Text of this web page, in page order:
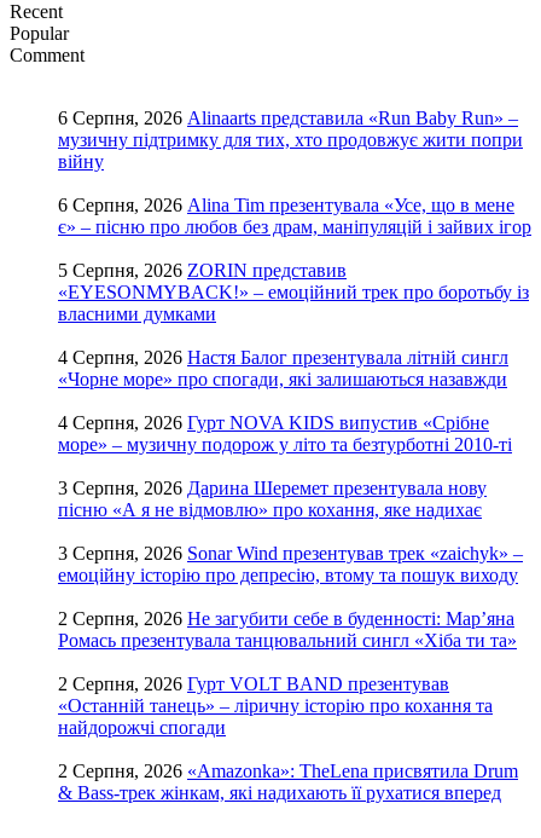
Recent
Popular
Comment
6 Серпня, 2026 Alinaarts представила «Run Baby Run» –
музичну підтримку для тих, хто продовжує жити попри
війну
6 Серпня, 2026 Alina Tim презентувала «Усе, що в мене
є» – пісню про любов без драм, маніпуляцій і зайвих ігор
5 Серпня, 2026 ZORIN представив
«EYESONMYBACK!» – емоційний трек про боротьбу із
власними думками
4 Серпня, 2026 Настя Балог презентувала літній сингл
«Чорне море» про спогади, які залишаються назавжди
4 Серпня, 2026 Гурт NOVA KIDS випустив «Срібне
море» – музичну подорож у літо та безтурботні 2010-ті
3 Серпня, 2026 Дарина Шеремет презентувала нову
пісню «А я не відмовлю» про кохання, яке надихає
3 Серпня, 2026 Sonar Wind презентував трек «zaichyk» –
емоційну історію про депресію, втому та пошук виходу
2 Серпня, 2026 Не загубити себе в буденності: Мар’яна
Ромась презентувала танцювальний сингл «Хіба ти та»
2 Серпня, 2026 Гурт VOLT BAND презентував
«Останній танець» – ліричну історію про кохання та
найдорожчі спогади
2 Серпня, 2026 «Amazonka»: TheLena присвятила Drum
& Bass-трек жінкам, які надихають її рухатися вперед